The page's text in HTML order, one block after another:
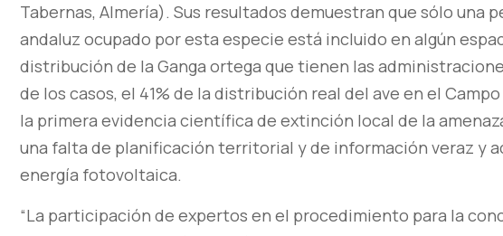
Tabernas, Almería). Sus resultados demuestran que sólo una
andaluz ocupado por esta especie está incluido en algún
distribución de la Ganga ortega que tienen las
de los casos, el 41% de la distribución real del ave en el
la primera evidencia científica de extinción local de la
una falta de planificación territorial y de información veraz y
energía fotovoltaica.
“La participación de expertos en el procedimiento para la